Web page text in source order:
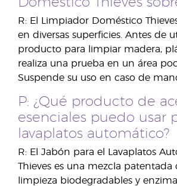
R: El Limpiador Doméstico
en diversas superficies. Antes de
producto para limpiar madera,
realiza una prueba en un área
Suspende su uso en caso de
P: ¿Qué producto de
esenciales puedo usar
lavaplatos automático?
R: El Jabón para el Lavaplatos
Thieves es una mezcla patentada
limpieza biodegradables y